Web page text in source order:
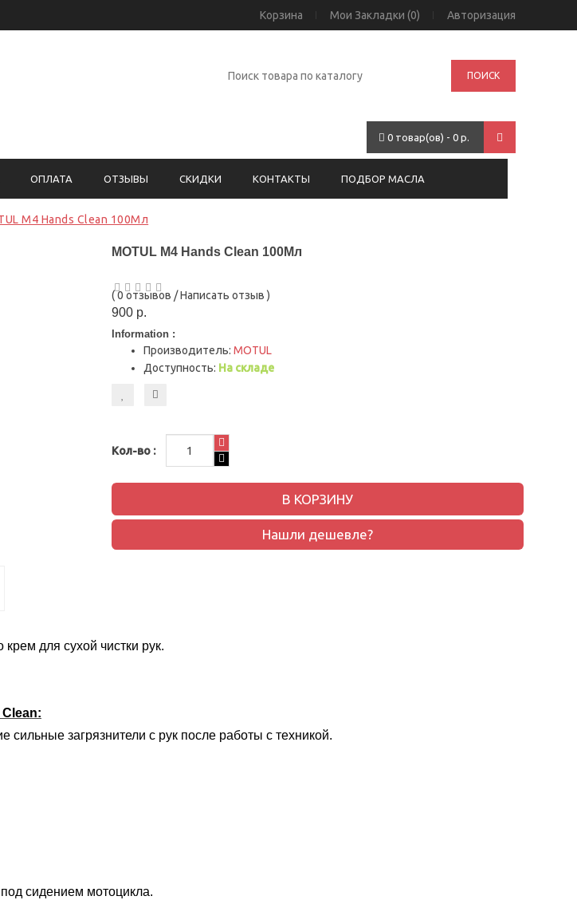
Корзина Мои Закладки (0) Авторизация
ПОИСК
0 товар(ов) - 0 р.
ОПЛАТА ОТЗЫВЫ СКИДКИ КОНТАКТЫ ПОДБОР МАСЛА
M4 Hands Clean 100Мл
MOTUL M4 Hands Clean 100Мл
(0 отзывов /Написать отзыв )
900 р.
Information :
Производитель:MOTUL
Доступность: На складе
Кол-во :
В КОРЗИНУ
Нашли дешевле?
крем для сухой чистки рук.
Clean:
загрязнители с рук после работы с техникой.
сидением мотоцикла.